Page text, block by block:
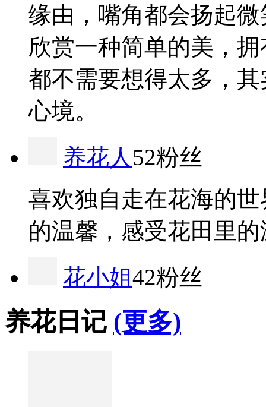
缘由，嘴角都会扬起
欣赏一种简单的美，
都不需要想得太多，
心境。
养花人 52粉丝
喜欢独自走在花海的
的温馨，感受花田里
花小姐42粉丝
养花日记 (更多)